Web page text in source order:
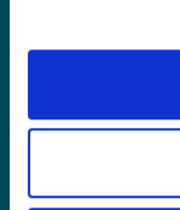
Kontakt
Einfache Sprache